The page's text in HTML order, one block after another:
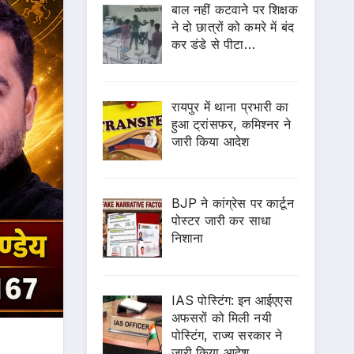
बाल नहीं कटवाने पर शिक्षक
ने दो छात्रों को कमरे में बंद
कर डंडे से पीटा…
रायपुर में थाना प्रभारी का
हुआ ट्रांसफर, कमिश्नर ने
जारी किया आदेश
BJP ने कांग्रेस पर कार्टून
पोस्टर जारी कर साधा
निशाना
IAS पोस्टिंग: इन आईएएस
अफसरों को मिली नयी
पोस्टिंग, राज्य सरकार ने